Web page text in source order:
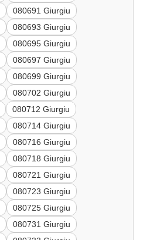
080691 Giurgiu
080693 Giurgiu
080695 Giurgiu
080697 Giurgiu
080699 Giurgiu
080702 Giurgiu
080712 Giurgiu
080714 Giurgiu
080716 Giurgiu
080718 Giurgiu
080721 Giurgiu
080723 Giurgiu
080725 Giurgiu
080731 Giurgiu